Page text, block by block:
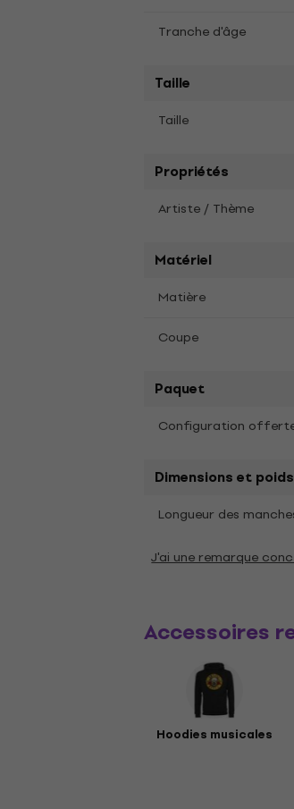
Tranche d'âge
Taille
Taille
Propriétés
Artiste / Thème
Matériel
Matière
Coupe
Paquet
Configuration
Dimensions et poids
Longueur des
J'ai une remarque
Accessoires
Hoodies musicales